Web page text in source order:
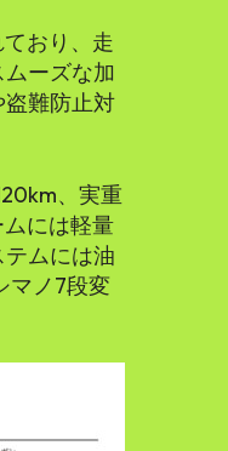
おり、走
ーズな加
難防止対
、実重
には軽量
ムには油
マノ7段変